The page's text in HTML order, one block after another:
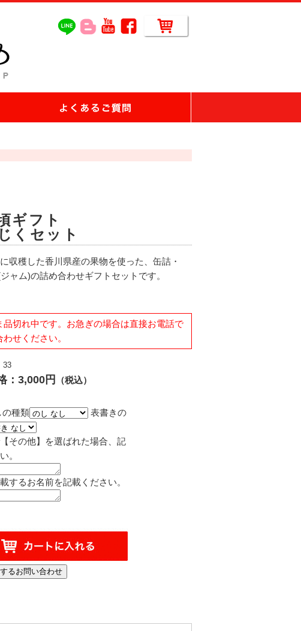
ギフト
くセット
収穫した香川県産の果物を使った、缶詰・
ャム)の詰め合わせギフトセットです。
品切れ中です。お急ぎの場合は直接お電話で
せください。
33
：3,000円 （税込）
の種類
表書きの
その他】を選ばれた場合、記
。
するお名前を記載ください。